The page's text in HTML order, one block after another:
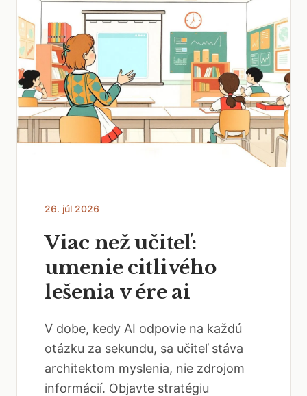
26. júl 2026
Viac než učiteľ:
umenie citlivého
lešenia v ére ai
V dobe, kedy AI odpovie na každú
otázku za sekundu, sa učiteľ stáva
architektom myslenia, nie zdrojom
informácií. Objavte stratégiu